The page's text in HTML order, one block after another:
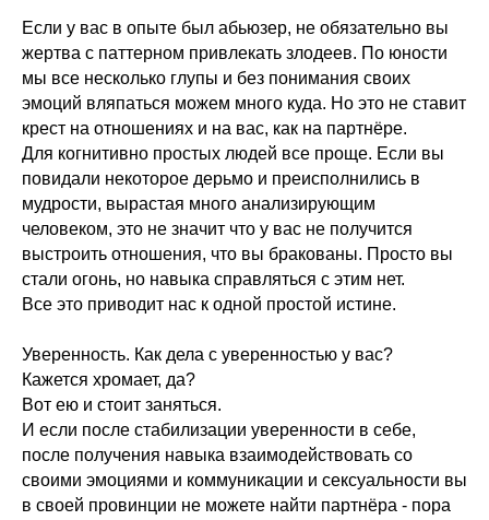
Если у вас в опыте был абьюзер, не обязательно вы
жертва с паттерном привлекать злодеев. По юности
мы все несколько глупы и без понимания своих
эмоций вляпаться можем много куда. Но это не ставит
крест на отношениях и на вас, как на партнёре.
Для когнитивно простых людей все проще. Если вы
повидали некоторое дерьмо и преисполнились в
мудрости, вырастая много анализирующим
человеком, это не значит что у вас не получится
выстроить отношения, что вы бракованы. Просто вы
стали огонь, но навыка справляться с этим нет.
Все это приводит нас к одной простой истине.
Уверенность. Как дела с уверенностью у вас?
Кажется хромает, да?
Вот ею и стоит заняться.
И если после стабилизации уверенности в себе,
после получения навыка взаимодействовать со
своими эмоциями и коммуникации и сексуальности вы
в своей провинции не можете найти партнёра - пора